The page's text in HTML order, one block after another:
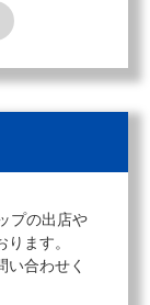
プの出店や
ます。
い合わせく